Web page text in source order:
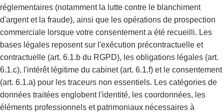
réglementaires (notamment la lutte contre le blanchiment
d'argent et la fraude), ainsi que les opérations de prospection
commerciale lorsque votre consentement a été recueilli. Les
bases légales reposent sur l'exécution précontractuelle et
contractuelle (art. 6.1.b du RGPD), les obligations légales (art.
6.1.c), l'intérêt légitime du cabinet (art. 6.1.f) et le consentement
(art. 6.1.a) pour les traceurs non essentiels. Les catégories de
données traitées englobent l'identité, les coordonnées, les
éléments professionnels et patrimoniaux nécessaires à